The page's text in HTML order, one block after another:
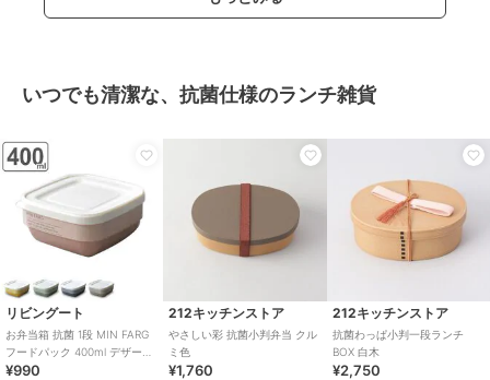
いつでも清潔な、抗菌仕様のランチ雑貨
リビングート
お弁当箱 抗菌 1段 MIN FARG
フードパック 400ml デザート
ケース
¥990
212キッチンストア
やさしい彩 抗菌小判弁当 クル
ミ色
¥1,760
212キッチンストア
抗菌わっぱ小判一段ランチ
BOX 白木
¥2,750